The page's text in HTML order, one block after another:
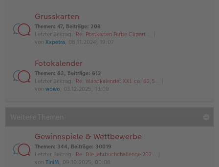
Grusskarten
Themen: 47, Beiträge: 208
Letzter Beitrag: Re: Postkarten Farbe Clipart …
von Xxpetra, 08.11.2024, 19:07
Fotokalender
Themen: 83, Beiträge: 612
Letzter Beitrag: Re: Wandkalender XXL ca. 62,5…
von wowo, 03.12.2025, 13:09
Gewinnspiele & Wettbewerbe
Themen: 344, Beiträge: 30019
Letzter Beitrag: Re: Die Jahrbuchchallenge 202…
von TiniM, 09.10.2025, 00:08